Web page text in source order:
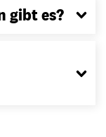
gibt es?